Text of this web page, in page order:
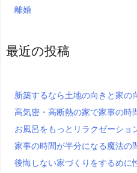
離婚
最近の投稿
新築するなら土地の向きと家の
高気密・高断熱の家で家事の時
お風呂をもっとリラクゼーショ
家事の時間が半分になる魔法の
後悔しない家づくりをするめに